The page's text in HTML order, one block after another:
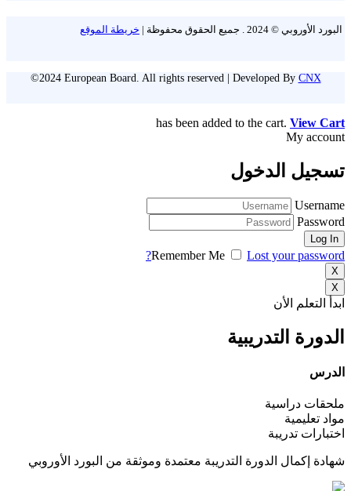
البورد الأوروبي © 2024 . جميع الحقوق محفوظة | خريطة الموقع
©2024 European Board. All rights reserved | Developed By CNX
has been added to the cart. View Cart
My account
تسجيل الدخول
Username
Password
Remember Me Lost your password?
X
X
ابدأ التعلم الأن
الدورة التدريبية
الدرس
ملحقات دراسية
مواد تعليمية
اختبارات تدريبة
شهادة إكمال الدورة التدريبة معتمدة وموثقة من البورد الأوروبي